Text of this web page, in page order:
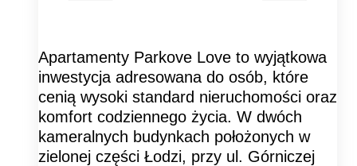
Apartamenty Parkove Love to wyjątkowa
inwestycja adresowana do osób, które
cenią wysoki standard nieruchomości oraz
komfort codziennego życia. W dwóch
kameralnych budynkach położonych w
zielonej części Łodzi, przy ul. Górniczej